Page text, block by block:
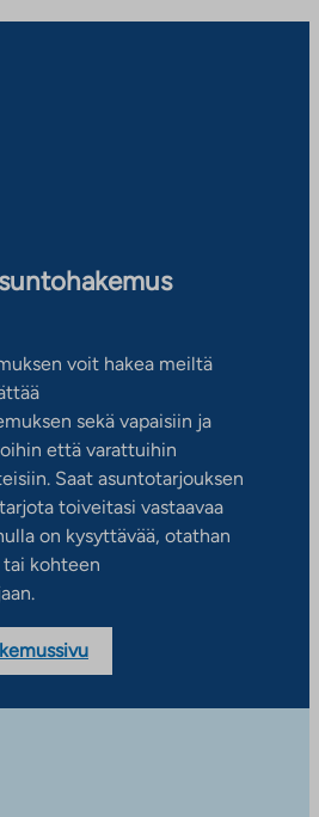
voit hakea meiltä
sekä vapaisiin ja
että varattuihin
Saat asuntotarjouksen
toiveitasi vastaavaa
on kysyttävää, otathan
kohteen